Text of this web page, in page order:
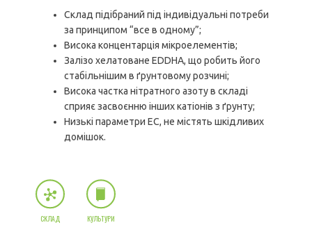
Склад підібраний під індивідуальні потреби
за принципом “все в одному”;
Висока концентарція мікроелементів;
Залізо хелатоване EDDHA, що робить його
стабільнішим в ґрунтовому розчині;
Висока частка нітратного азоту в складі
сприяє засвоєнню інших катіонів з ґрунту;
Низькі параметри ЕС, не містять шкідливих
домішок.
СКЛАД КУЛЬТУРИ